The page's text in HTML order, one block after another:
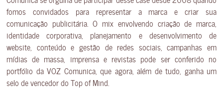
fomos convidados para representar a marca e criar sua
comunicação publicitária. O mix envolvendo criação de marca,
identidade corporativa, planejamento e desenvolvimento de
website, conteúdo e gestão de redes sociais, campanhas em
mídias de massa, imprensa e revistas pode ser conferido no
portfólio da VOZ Comunica, que agora, além de tudo, ganha um
selo de vencedor do Top of Mind.